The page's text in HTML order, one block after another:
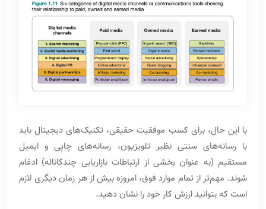
با این حال، برای کسب موفقیت حقیقی، تکنیک‌های دیجیتال باید
با رسانه‌های سنتی نظیر تلویزیون، رسانه‌های چاپی و ایمیل
مستقیم (به عنوان بخشی از ارتباطات بازاریابی چندکاناله) ادغام
شوند. مهم‌تر از تمام موارد فوق، امروزه بیش از هر زمان دیگری لازم
است که بتوانید ارزش کار خود را نشان دهید.